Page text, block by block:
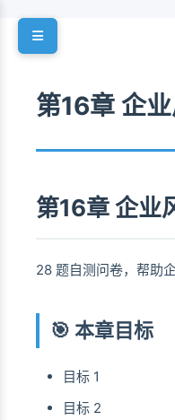
第16章 企
第16章 企业
28 题自测问卷，帮助
🎯 本章目标
目标 1
目标 2